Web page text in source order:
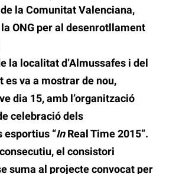
la Comunitat Valenciana,
ONG per al desenrotllament
la localitat d’Almussafes i del
es va a mostrar de nou,
dia 15, amb l’organització
celebració dels
esportius “InReal Time 2015”.
el consistori
suma al projecte convocat per